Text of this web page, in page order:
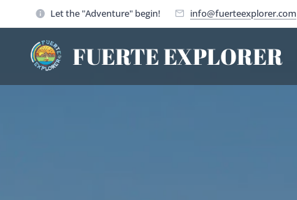
Let the "Adventure" begin! info@fuerteexplorer.com
FUERTE EXPLORER